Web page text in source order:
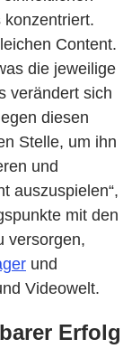
konzentriert.
Content.
die jeweilige
verändert sich
diesen
Stelle, um ihn
und
auszuspielen“,
mit den
versorgen,
und
Videowelt.
Erfolg